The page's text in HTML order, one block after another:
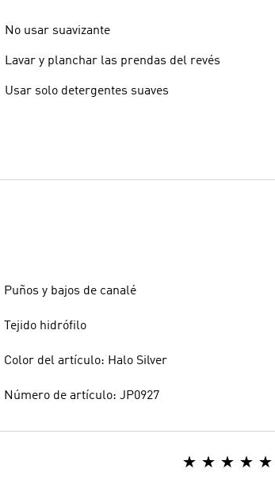
No usar suavizante
Lavar y planchar las prendas del revés
Usar solo detergentes suaves
Puños y bajos de canalé
Tejido hidrófilo
Color del artículo: Halo Silver
Número de artículo: JP0927